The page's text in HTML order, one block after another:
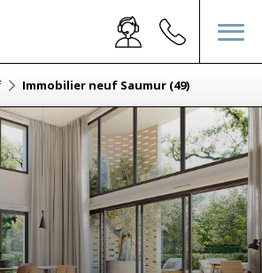
Immobilier neuf Saumur (49)